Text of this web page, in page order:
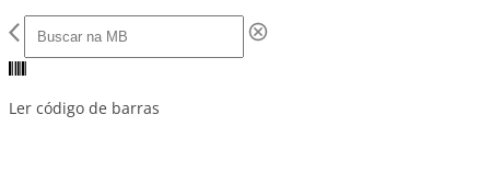
Ler código de barras